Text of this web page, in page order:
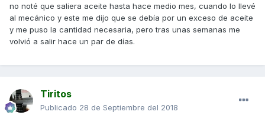
no noté que saliera aceite hasta hace medio mes, cuando lo llevé
al mecánico y este me dijo que se debía por un exceso de aceite
y me puso la cantidad necesaria, pero tras unas semanas me
volvió a salir hace un par de días.
Tiritos
Publicado 28 de Septiembre del 2018